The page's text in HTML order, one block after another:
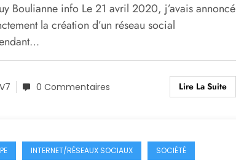
les personnes qui
socialiser sans craindre
et l’exclusion
Boulianne info Le 21 avril 2020, j’avais annoncé
la création d’un réseau social
0 Commentaires Lire La Suite
INTERNET/RÉSEAUX SOCIAUX SOCIÉTÉ